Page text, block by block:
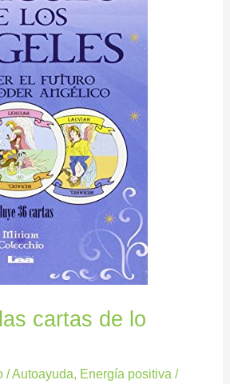
cartas de lo
/Autoayuda, Energía positiva /